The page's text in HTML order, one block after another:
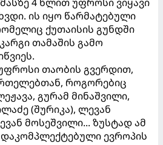
ის იყო წარმატებული
ქუთაისის გუნდში
თამაშის გამო
თაობის გვერდით,
როგორებიც
გურამ მინაშვილი,
(შურიკა), ლევან
მოსეშვილი... ზუსტად ამ
ევროპის